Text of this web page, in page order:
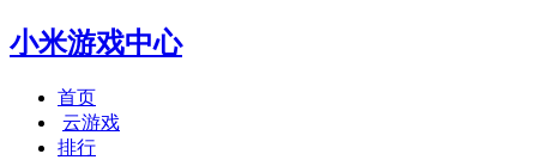
小米游戏中心
首页
云游戏
排行